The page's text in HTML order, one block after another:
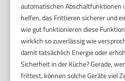
automatischen Abschaltfunktionen
helfen, das Frittieren sicherer und
wie gut funktionieren diese
wirklich so zuverlässig wie
damit tatsächlich Energie oder
Sicherheit in der Küche? Gerade,
frittest, können solche Geräte viel